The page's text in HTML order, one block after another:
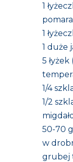
1
1
1 duże
5 łyżek
1/4
1/2
50-70
w
grubej